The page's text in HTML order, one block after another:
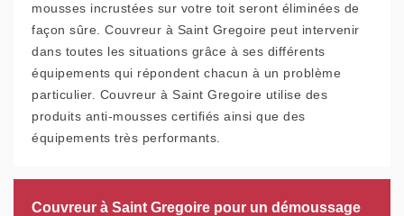
mousses incrustées sur votre toit seront éliminées de
façon sûre. Couvreur à Saint Gregoire peut intervenir
dans toutes les situations grâce à ses différents
équipements qui répondent chacun à un problème
particulier. Couvreur à Saint Gregoire utilise des
produits anti-mousses certifiés ainsi que des
équipements très performants.
Couvreur à Saint Gregoire pour un démoussage